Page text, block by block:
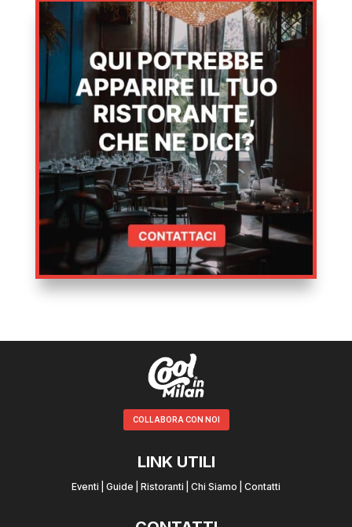
COLLABORA CON NOI
LINK UTILI
Eventi Guide Ristoranti Chi Siamo Contatti